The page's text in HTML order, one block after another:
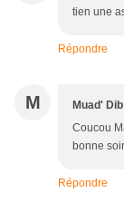
tien une
Répondre
M Muad' Dib
Coucou
bonne
Répondre